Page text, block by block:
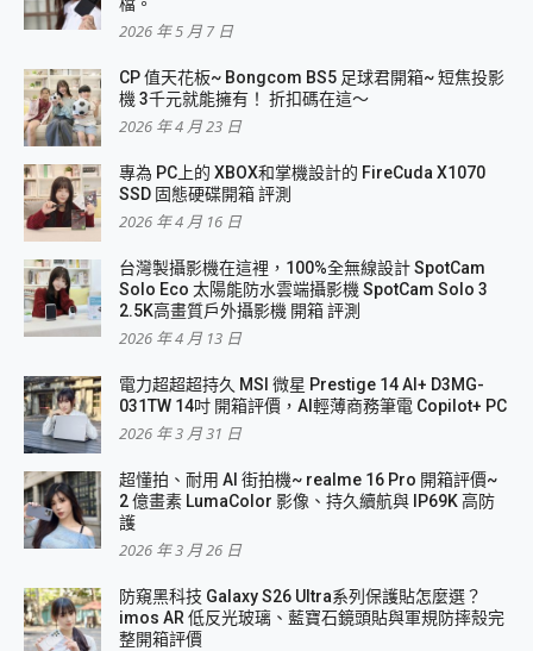
2026 年 5 月 7 日
CP 值天花板~ Bongcom BS5 足球君開箱~ 短焦投影
機 3千元就能擁有！ 折扣碼在這～
2026 年 4 月 23 日
專為 PC上的 XBOX和掌機設計的 FireCuda X1070
SSD 固態硬碟開箱 評測
2026 年 4 月 16 日
台灣製攝影機在這裡，100%全無線設計 SpotCam
Solo Eco 太陽能防水雲端攝影機 SpotCam Solo 3
2.5K高畫質戶外攝影機 開箱 評測
2026 年 4 月 13 日
電力超超超持久 MSI 微星 Prestige 14 AI+ D3MG-
031TW 14吋 開箱評價，AI輕薄商務筆電 Copilot+ PC
2026 年 3 月 31 日
超懂拍、耐用 AI 街拍機~ realme 16 Pro 開箱評價~
2 億畫素 LumaColor 影像、持久續航與 IP69K 高防
護
2026 年 3 月 26 日
防窺黑科技 Galaxy S26 Ultra系列保護貼怎麼選？
imos AR 低反光玻璃、藍寶石鏡頭貼與軍規防摔殼完
整開箱評價